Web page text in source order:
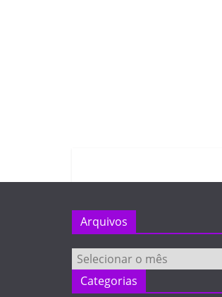
Arquivos
Arquivos
Categorias